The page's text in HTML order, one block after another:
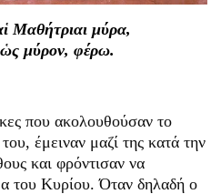
Μαθήτριαι μύρα,
ὡς μύρον, φέρω.
που ακολουθούσαν το
έμειναν μαζί της κατά την
και φρόντισαν να
του Κυρίου. Όταν δηλαδή ο